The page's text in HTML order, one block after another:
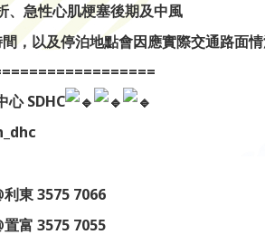
、急性心肌梗塞後期及中風
，以及停泊地點會因應實際交通路面
心 SDHC
東 3575 7066
富 3575 7055